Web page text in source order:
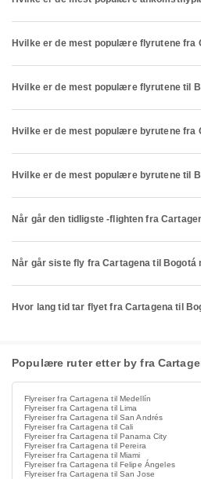
Hvilke er de mest populære flyrutene fra
Hvilke er de mest populære flyrutene til
Hvilke er de mest populære byrutene fra
Hvilke er de mest populære byrutene til
Når går den tidligste -flighten fra
Når går siste fly fra Cartagena til Bogotá
Hvor lang tid tar flyet fra Cartagena til
Populære ruter etter by fra
Flyreiser fra Cartagena til Medellín
Flyreiser fra Cartagena til Lima
Flyreiser fra Cartagena til San Andrés
Flyreiser fra Cartagena til Cali
Flyreiser fra Cartagena til Panama City
Flyreiser fra Cartagena til Pereira
Flyreiser fra Cartagena til Miami
Flyreiser fra Cartagena til Felipe Ángeles
Flyreiser fra Cartagena til San Jose